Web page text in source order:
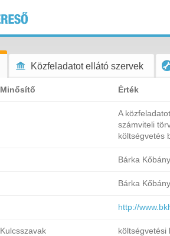
Közfeladatot ellátó szervek
Minősítő Érték
A
számviteli
költségvetés
Bárka
Bárka
http://
Kulcsszavak költségvetési